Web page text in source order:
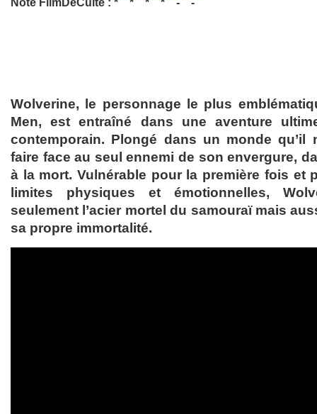
Note FilmDeCulte :
Wolverine, le personnage le plus
Men, est entraîné dans une aventure
contemporain. Plongé dans un monde
faire face au seul ennemi de son envergure,
à la mort. Vulnérable pour la première fois et
limites physiques et émotionnelles,
seulement l’acier mortel du samouraï mais
sa propre immortalité.